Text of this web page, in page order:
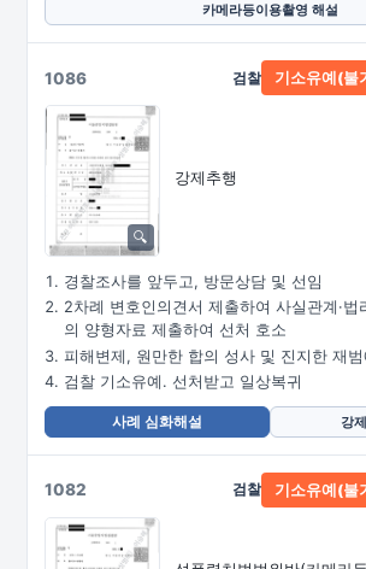
카메라등이용촬영 해설
1086
강제추행
검찰 기소유예(불
경찰조사를 앞두고, 방문상담 및 선임
2차례 변호인의견서 제출하여 사실관계·법
의 양형자료 제출하여 선처 호소
피해변제, 원만한 합의 성사 및 진지한 재
검찰 기소유예. 선처받고 일상복귀
사례 심화해설 강
1082 검찰 기소유예(불